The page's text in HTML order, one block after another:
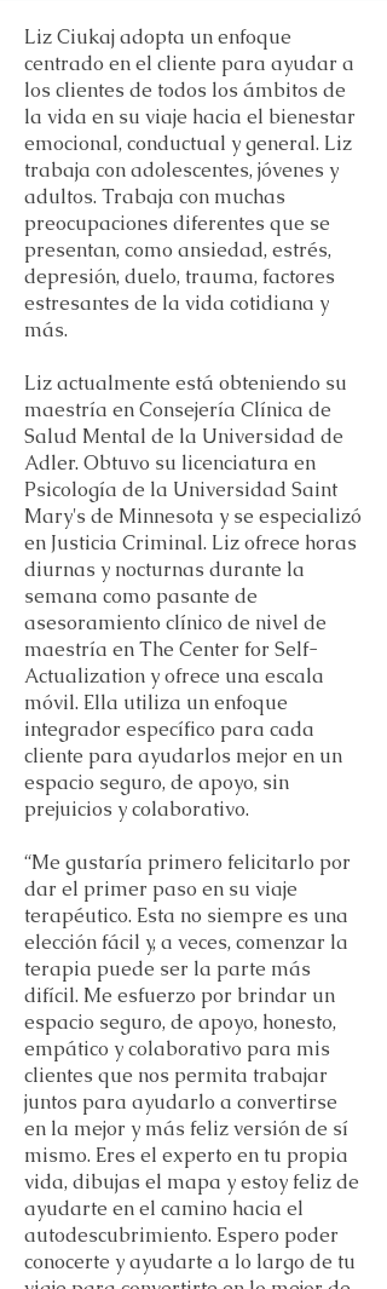
Liz Ciukaj adopta un enfoque
centrado en el cliente para ayudar a
los clientes de todos los ámbitos de
la vida en su viaje hacia el bienestar
emocional, conductual y general. Liz
trabaja con adolescentes, jóvenes y
adultos. Trabaja con muchas
preocupaciones diferentes que se
presentan, como ansiedad, estrés,
depresión, duelo, trauma, factores
estresantes de la vida cotidiana y
más.
Liz actualmente está obteniendo su
maestría en Consejería Clínica de
Salud Mental de la Universidad de
Adler. Obtuvo su licenciatura en
Psicología de la Universidad Saint
Mary's de Minnesota y se especializó
en Justicia Criminal. Liz ofrece horas
diurnas y nocturnas durante la
semana como pasante de
asesoramiento clínico de nivel de
maestría en The Center for Self-
Actualization y ofrece una escala
móvil. Ella utiliza un enfoque
integrador específico para cada
cliente para ayudarlos mejor en un
espacio seguro, de apoyo, sin
prejuicios y colaborativo.
“Me gustaría primero felicitarlo por
dar el primer paso en su viaje
terapéutico. Esta no siempre es una
elección fácil y, a veces, comenzar la
terapia puede ser la parte más
difícil. Me esfuerzo por brindar un
espacio seguro, de apoyo, honesto,
empático y colaborativo para mis
clientes que nos permita trabajar
juntos para ayudarlo a convertirse
en la mejor y más feliz versión de sí
mismo. Eres el experto en tu propia
vida, dibujas el mapa y estoy feliz de
ayudarte en el camino hacia el
autodescubrimiento. Espero poder
conocerte y ayudarte a lo largo de tu